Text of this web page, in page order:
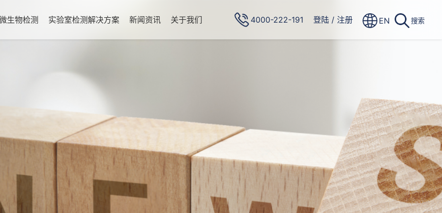
生物检测 实验室检测解决方案 新闻资讯 关于我们 4000-222-191 登陆 / 注册 EN 搜索